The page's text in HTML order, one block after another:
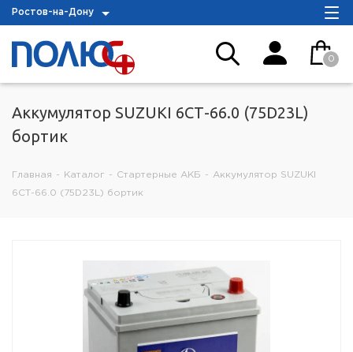
Ростов-на-Дону
0
Аккумулятор SUZUKI 6СТ-66.0 (75D23L)
бортик
Главная - Каталог - Стартерные АКБ - Аккумулятор SUZUKI
6СТ-66.0 (75D23L) бортик